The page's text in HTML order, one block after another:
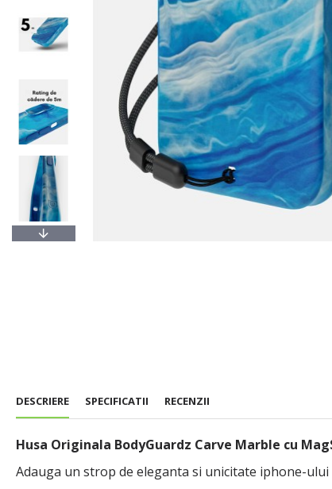
DESCRIERE SPECIFICATII RECENZII
Husa Originala BodyGuardz Carve Marble cu
Adauga un strop de eleganta si unicitate iphone-